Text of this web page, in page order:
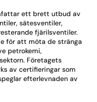
ett brett utbud av
sätesventiler,
fjärilsventiler.
för att möta de stränga
petrokemi,
Företagets
av certifieringar som
efterlevnaden av